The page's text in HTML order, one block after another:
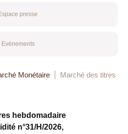
presse
Evénements
Monétaire Marché des titres
hebdomadaire
n°31/H/2026,